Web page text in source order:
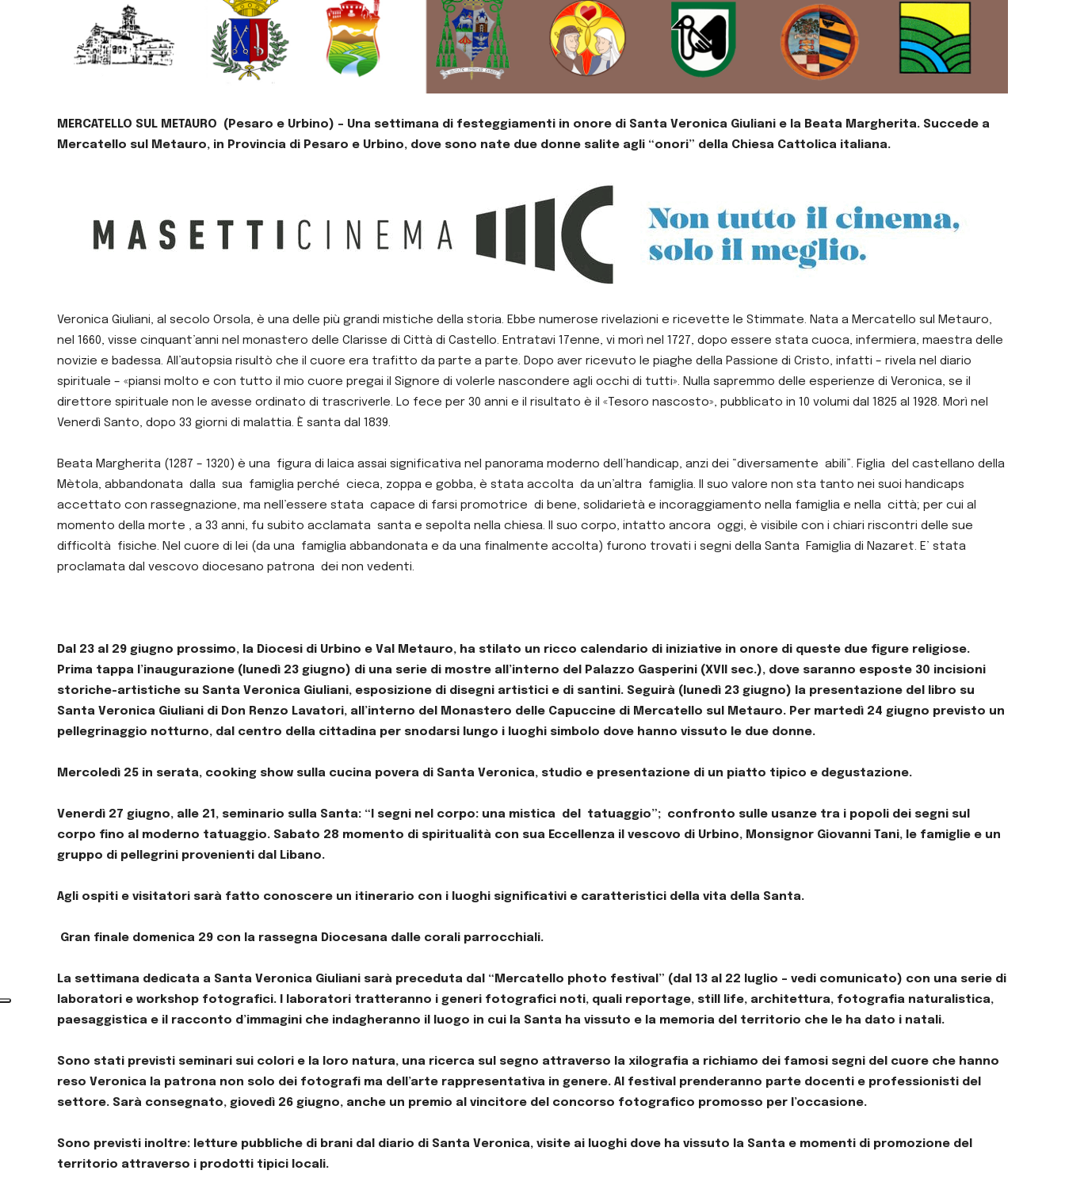
MERCATELLO SUL METAURO (Pesaro e Urbino) – Una settimana di festeggiamenti in onore di Santa Veronica Giuliani e la Beata Margherita. Succede a
Mercatello sul Metauro, in Provincia di Pesaro e Urbino, dove sono nate due donne salite agli “onori” della Chiesa Cattolica italiana.
Veronica Giuliani, al secolo Orsola, è una delle più grandi mistiche della storia. Ebbe numerose rivelazioni e ricevette le Stimmate. Nata a Mercatello sul Metauro,
nel 1660, visse cinquant’anni nel monastero delle Clarisse di Città di Castello. Entratavi 17enne, vi morì nel 1727, dopo essere stata cuoca, infermiera, maestra delle
novizie e badessa. All’autopsia risultò che il cuore era trafitto da parte a parte. Dopo aver ricevuto le piaghe della Passione di Cristo, infatti – rivela nel diario
spirituale – «piansi molto e con tutto il mio cuore pregai il Signore di volerle nascondere agli occhi di tutti». Nulla sapremmo delle esperienze di Veronica, se il
direttore spirituale non le avesse ordinato di trascriverle. Lo fece per 30 anni e il risultato è il «Tesoro nascosto», pubblicato in 10 volumi dal 1825 al 1928. Morì nel
Venerdì Santo, dopo 33 giorni di malattia. È santa dal 1839.
Beata Margherita (1287 – 1320) è una figura di laica assai significativa nel panorama moderno dell’handicap, anzi dei “diversamente abili”. Figlia del castellano della
Mètola, abbandonata dalla sua famiglia perché cieca, zoppa e gobba, è stata accolta da un’altra famiglia. Il suo valore non sta tanto nei suoi handicaps
accettato con rassegnazione, ma nell’essere stata capace di farsi promotrice di bene, solidarietà e incoraggiamento nella famiglia e nella città; per cui al
momento della morte , a 33 anni, fu subito acclamata santa e sepolta nella chiesa. Il suo corpo, intatto ancora oggi, è visibile con i chiari riscontri delle sue
difficoltà fisiche. Nel cuore di lei (da una famiglia abbandonata e da una finalmente accolta) furono trovati i segni della Santa Famiglia di Nazaret. E’ stata
proclamata dal vescovo diocesano patrona dei non vedenti.
Dal 23 al 29 giugno prossimo, la Diocesi di Urbino e Val Metauro, ha stilato un ricco calendario di iniziative in onore di queste due figure religiose.
Prima tappa l’inaugurazione (lunedì 23 giugno) di una serie di mostre all’interno del Palazzo Gasperini (XVII sec.), dove saranno esposte 30 incisioni
storiche-artistiche su Santa Veronica Giuliani, esposizione di disegni artistici e di santini. Seguirà (lunedì 23 giugno) la presentazione del libro su
Santa Veronica Giuliani di Don Renzo Lavatori, all’interno del Monastero delle Capuccine di Mercatello sul Metauro. Per martedì 24 giugno previsto un
pellegrinaggio notturno, dal centro della cittadina per snodarsi lungo i luoghi simbolo dove hanno vissuto le due donne.
Mercoledì 25 in serata, cooking show sulla cucina povera di Santa Veronica, studio e presentazione di un piatto tipico e degustazione.
Venerdì 27 giugno, alle 21, seminario sulla Santa: “I segni nel corpo: una mistica del tatuaggio”; confronto sulle usanze tra i popoli dei segni sul
corpo fino al moderno tatuaggio. Sabato 28 momento di spiritualità con sua Eccellenza il vescovo di Urbino, Monsignor Giovanni Tani, le famiglie e un
gruppo di pellegrini provenienti dal Libano.
Agli ospiti e visitatori sarà fatto conoscere un itinerario con i luoghi significativi e caratteristici della vita della Santa.
Gran finale domenica 29 con la rassegna Diocesana dalle corali parrocchiali.
La settimana dedicata a Santa Veronica Giuliani sarà preceduta dal “Mercatello photo festival” (dal 13 al 22 luglio – vedi comunicato) con una serie di
laboratori e workshop fotografici. I laboratori tratteranno i generi fotografici noti, quali reportage, still life, architettura, fotografia naturalistica,
paesaggistica e il racconto d’immagini che indagheranno il luogo in cui la Santa ha vissuto e la memoria del territorio che le ha dato i natali.
Sono stati previsti seminari sui colori e la loro natura, una ricerca sul segno attraverso la xilografia a richiamo dei famosi segni del cuore che hanno
reso Veronica la patrona non solo dei fotografi ma dell’arte rappresentativa in genere. Al festival prenderanno parte docenti e professionisti del
settore. Sarà consegnato, giovedì 26 giugno, anche un premio al vincitore del concorso fotografico promosso per l’occasione.
Sono previsti inoltre: letture pubbliche di brani dal diario di Santa Veronica, visite ai luoghi dove ha vissuto la Santa e momenti di promozione del
territorio attraverso i prodotti tipici locali.